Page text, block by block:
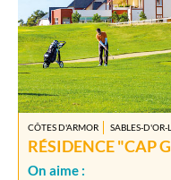
CÔTES D'ARMOR SABLES-D'OR-
RÉSIDENCE "CAP
On aime :